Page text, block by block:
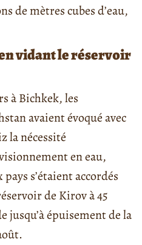
de mètres cubes d’eau,
vidant le réservoir
à Bichkek, les
avaient évoqué avec
la nécessité
en eau,
pays s’étaient accordés
de Kirov à 45
jusqu’à épuisement de la